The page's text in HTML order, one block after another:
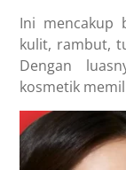
Ini mencakup
kulit, rambut,
Dengan
kosmetik